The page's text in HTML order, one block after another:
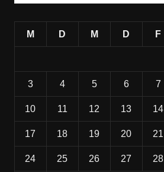
M D M D F
3 4 5 6 7
10 11 12 13 14
17 18 19 20 21
24 25 26 27 28